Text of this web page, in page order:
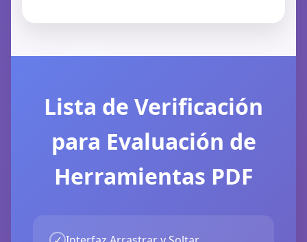
Lista de Verificación
para Evaluación de
Herramientas PDF